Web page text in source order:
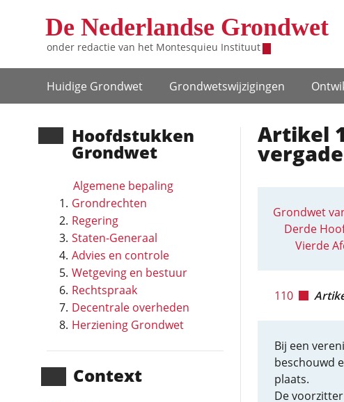
De Nederlandse Grondwet
onder redactie van het Montesquieu Instituut
Hoofdnavigatie
Huidige Grondwet Grondwets­wijzigingen
Hoofd­stukken
Grondwet
Algemene bepaling
Grondrechten
Regering
Staten-Generaal
Advies en controle
Wetgeving en bestuur
Rechtspraak
Decentrale overheden
Herziening Grondwet
Context
Artikel
Grondwet
Derde
Vierde
110
Bij een
beschouwd
plaats.
De